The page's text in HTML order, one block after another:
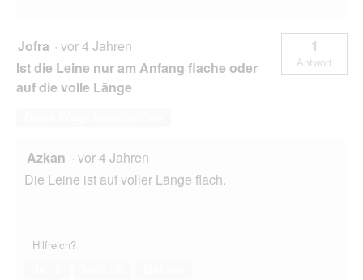
Jofra · vor 4 Jahren
Ist die Leine nur am Anfang flache oder
auf die volle Länge
1
Antwort
Azkan · vor 4 Jahren
Die Leine ist auf voller Länge flach.
Hilfreich?